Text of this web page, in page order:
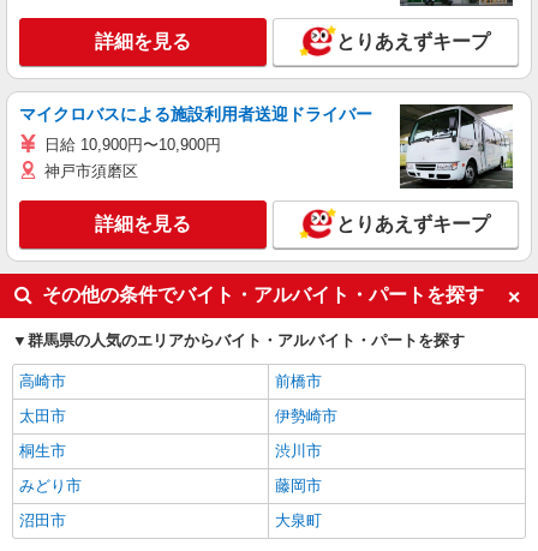
詳細を見る とりあえずキープ
マイクロバスによる施設利用者送迎ドライバー
日給 10,900円〜10,900円
神戸市須磨区
詳細を見る とりあえずキープ
その他の条件でバイト・アルバイト・パートを探す
群馬県の人気のエリアからバイト・アルバイト・パートを探す
高崎市
前橋市
太田市
伊勢崎市
桐生市
渋川市
みどり市
藤岡市
沼田市
大泉町